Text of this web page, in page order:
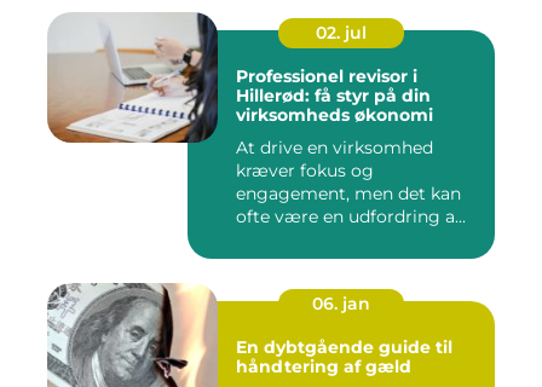
02. jul
Professionel revisor i
Hillerød: få styr på din
virksomheds økonomi
At drive en virksomhed
kræver fokus og
engagement, men det kan
ofte være en udfordring a...
06. jan
En dybtgående guide til
håndtering af gæld